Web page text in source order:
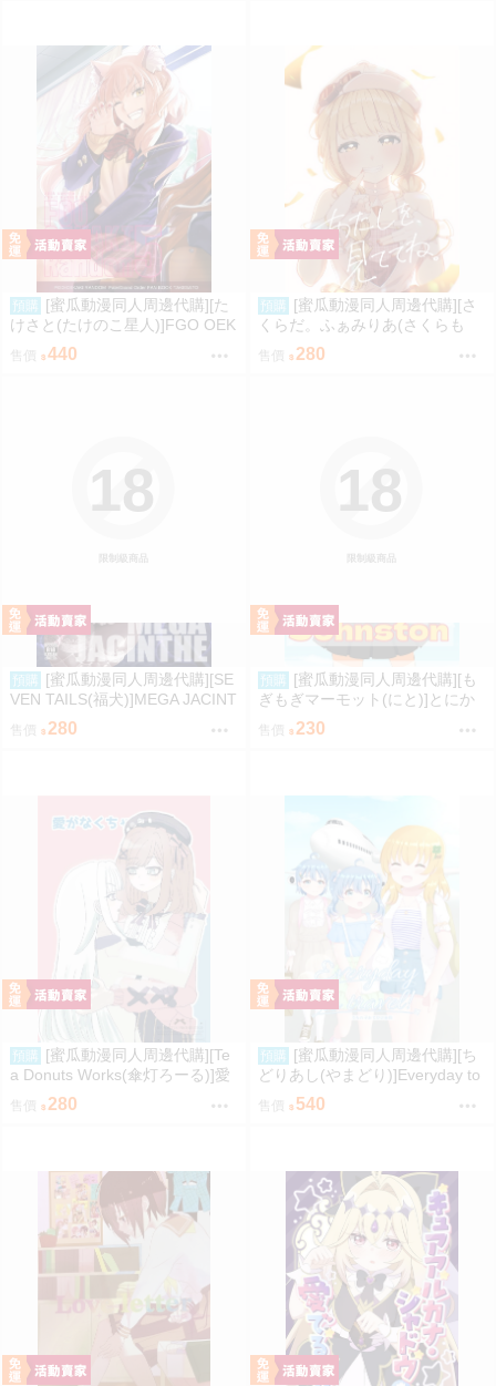
預購
[蜜瓜動漫同人周邊代購][た
けさと(たけのこ星人)]FGO OEK
AKI Random5(FGO)(同人誌)
440
預購
[蜜瓜動漫同人周邊代購][さ
くらだ。ふぁみりあ(さくらも
ち)]あたしを、見ててね。(學園
偶像大師)(同人誌)
280
限制級商品
18
預購
[蜜瓜動漫同人周邊代購][SE
VEN TAILS(福犬)]MEGA JACINT
HE(寶可夢)(同人誌)
售價 280
限制級商品
18
預購
[蜜瓜動漫同人周邊代購][も
ぎもぎマーモット(にと)]とにか
く脱ぎたいジョンストン(艦隊收
藏)(同人誌)
售價 230
預購
[蜜瓜動漫同人周邊代購][Te
a Donuts Works(傘灯ろーる)]愛
がなくちゃ(彩虹社)(同人誌)
280
預購
[蜜瓜動漫同人周邊代購][ち
どりあし(やまどり)]Everyday to
travel!(同人誌)
540